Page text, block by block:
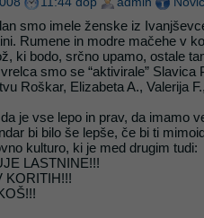
smo imele ženske iz
Rumene in modre mačehe v
ki bodo, srčno upamo, ostale
smo se “aktivirale” Slavica
Roškar, Elizabeta A., Valerija
je vse lepo in prav, da imamo
bi bilo še lepše, če bi ti
kulturo, ki je med drugim tudi:
LASTNINE!!!
KORITIH!!!